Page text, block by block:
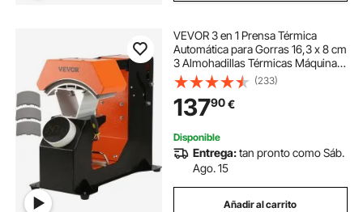
VEVOR 3 en 1 Prensa Térmica
Automática para Gorras 16,3 x 8 cm
3 Almohadillas Térmicas Máquina
de Sublimación Anti-Adhesiva
Prensa de Impresión para
Sombreros Prensa Automática para
Nailon, Lino, Hilo
(233)
13790€
Disponible
Entrega:tan pronto como Sáb.
Ago. 15
Añadir al carrito